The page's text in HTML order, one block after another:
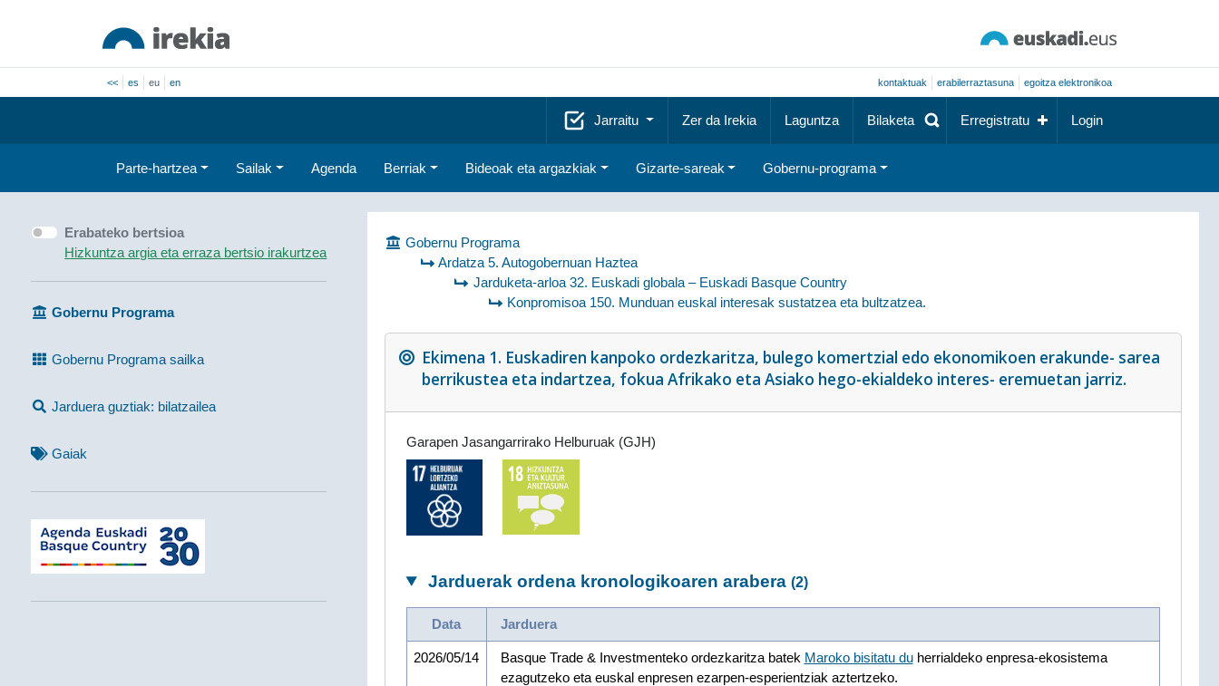
<< es eu en kontaktuak erabilerraztasuna egoitza elektronikoa
Jarraitu Zer da Irekia Laguntza Bilaketa Erregistratu Login
Parte-hartzea Sailak Agenda Berriak Bideoak eta argazkiak Gizarte-sareak Gobernu-programa
Erabateko bertsioa
Hizkuntza argia eta erraza bertsio irakurtzea
Gobernu Programa
Gobernu Programa sailka
Jarduera guztiak: bilatzailea
Gaiak
Gobernu Programa
Ardatza 5. Autogobernuan Haztea
Jarduketa-arloa 32. Euskadi globala – Euskadi Basque Country
Konpromisoa 150. Munduan euskal interesak sustatzea eta bultzatzea.
Ekimena 1. Euskadiren kanpoko ordezkaritza, bulego komertzial edo ekonomikoen erakunde- sarea
berrikustea eta indartzea, fokua Afrikako eta Asiako hego-ekialdeko interes- eremuetan jarriz.
Garapen Jasangarrirako Helburuak (GJH)
Jarduerak ordena kronologikoaren arabera(2)
Data Jarduera
2026/05/14 Basque Trade & Investmenteko ordezkaritza batek Maroko bisitatu duherrialdeko enpresa-ekosistema
ezagutzeko eta euskal enpresen ezarpen-esperientziak aztertzeko.